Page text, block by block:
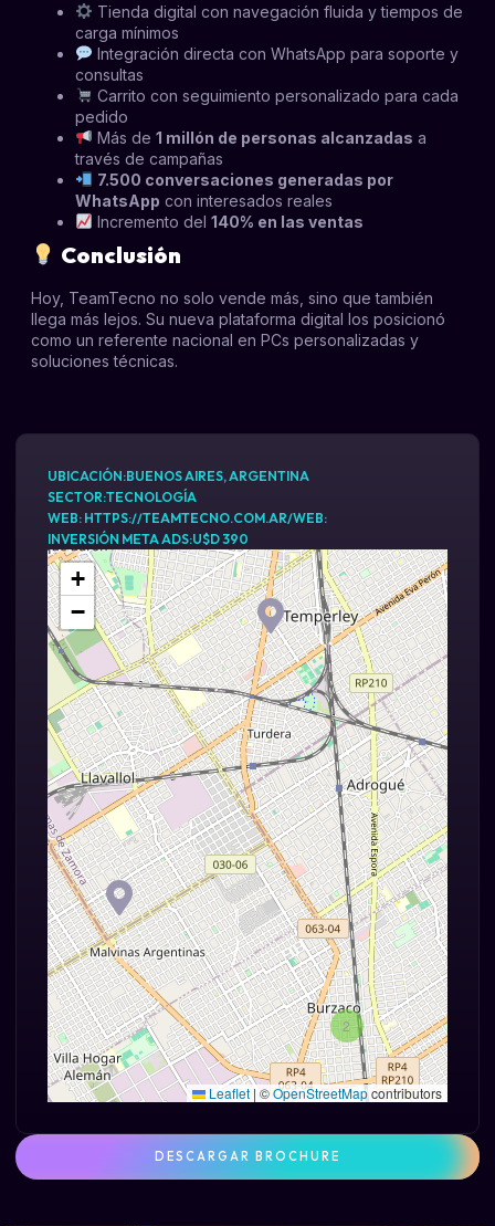
Tienda digital con navegación fluida y tiempos de
carga mínimos
Integración directa con WhatsApp para soporte y
consultas
Carrito con seguimiento personalizado para cada
pedido
Más de 1 millón de personas alcanzadas a
través de campañas
7.500 conversaciones generadas por
WhatsApp con interesados reales
Incremento del 140% en las ventas
Conclusión
Hoy, TeamTecno no solo vende más, sino que también
llega más lejos. Su nueva plataforma digital los posicionó
como un referente nacional en PCs personalizadas y
soluciones técnicas.
UBICACIÓN:BUENOS AIRES, ARGENTINA
SECTOR:TECNOLOGÍA
WEB: HTTPS://TEAMTECNO.COM.AR/WEB:
INVERSIÓN META ADS:U$D 390
2
+
−
Leaflet | ©OpenStreetMapcontributors
DESCARGAR BROCHURE